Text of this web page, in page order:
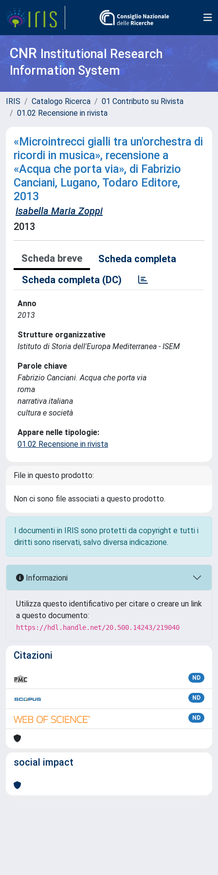
CNR Institutional Research
Information System
IRIS Catalogo Ricerca
01 Contributo su Rivista
01.02 Recensione in rivista
«Microintrecci gialli tra un'orchestra di
ricordi in musica», recensione a
«Acqua che porta via», di Fabrizio
Canciani, Lugano, Todaro Editore,
2013
Isabella Maria Zoppi
2013
Scheda breve
Scheda completa
Scheda completa (DC)
Anno
2013
Strutture organizzative
Istituto di Storia dell'Europa Mediterranea - ISEM
Parole chiave
Fabrizio Canciani. Acqua che porta via
roma
narrativa italiana
cultura e società
Appare nelle tipologie:
01.02 Recensione in rivista
File in questo prodotto:
Non ci sono file associati a questo prodotto.
I documenti in IRIS sono protetti da copyright e tutti i
diritti sono riservati, salvo diversa indicazione.
Informazioni
Utilizza questo identificativo per citare o creare un link
a questo documento:
https://hdl.handle.net/20.500.14243/219040
Citazioni
ND
ND
ND
social impact